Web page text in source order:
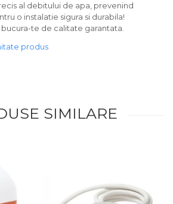
al debitului de apa, prevenind
o instalatie sigura si durabila!
te de calitate garantata.
produs
SIMILARE